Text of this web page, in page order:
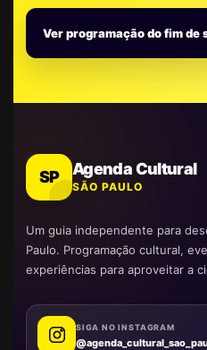
Ver programação do fim de
SP Agenda Cultural
SÃO PAULO
Um guia independente para
Paulo. Programação cultural,
experiências para aproveitar a
SIGA NO INSTAGRAM